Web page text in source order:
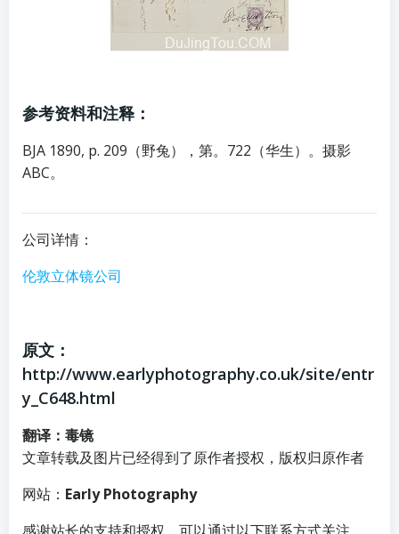
参考资料和注释：
BJA 1890, p. 209（野兔），第。722（华生）。摄影
ABC。
公司详情：
伦敦立体镜公司
原文：
http://www.earlyphotography.co.uk/site/entr
y_C648.html
翻译：毒镜
文章转载及图片已经得到了原作者授权，版权归原作者
网站： Early Photography